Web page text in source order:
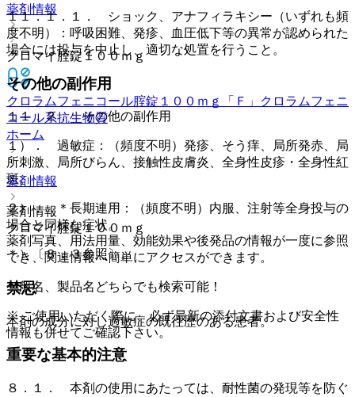
薬剤情報
クロマイ腟錠１００ｍｇ
クロラムフェニコール腟錠１００ｍｇ「Ｆ」
クロラムフェニ
コール系抗生物質
ホーム
薬剤情報
クロマイ腟錠１００ｍｇ
１１．１．１． ショック、アナフィラキシー（いずれも頻
度不明）：呼吸困難、発疹、血圧低下等の異常が認められた
場合には投与を中止し、適切な処置を行うこと。
その他の副作用
１１．２． その他の副作用
１）． 過敏症：（頻度不明）発疹、そう痒、局所発赤、局
所刺激、局所びらん、接触性皮膚炎、全身性皮疹・全身性紅
斑。
２）． ＊長期連用：（頻度不明）内服、注射等全身投与の
場合と同様な症状。
＊）〔８．３参照〕。
禁忌
本剤の成分に対し過敏症の既往歴のある患者。
重要な基本的注意
８．１． 本剤の使用にあたっては、耐性菌の発現等を防ぐ
薬剤情報
薬剤写真、用法用量、効能効果や後発品の情報が一度に参照
でき、関連情報へ簡単にアクセスができます。
一般名、製品名どちらでも検索可能！
※ ご使用いただく際に、必ず最新の添付文書および安全性
情報も併せてご確認下さい。